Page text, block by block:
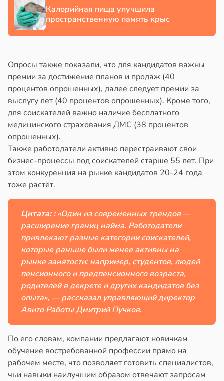
20:58
в13:38
Калорийная пища улучшила
пространственную память крыс
Опросы также показали, что для кандидатов важны
премии за достижение планов и продаж (40
процентов опрошенных), далее следует премии за
выслугу лет (40 процентов опрошенных). Кроме того,
для соискателей важно наличие бесплатного
медицинского страхования ДМС (38 процентов
опрошенных).
Также работодатели активно перестраивают свои
бизнес-процессы под соискателей старше 55 лет. При
этом конкуренция на рынке кандидатов 20-24 года
тоже растёт.
Цитата: : «Один из современных трендов —
расширение границ найма. Работодатели
привлекают разные категории соискателей,
которые раньше были менее активны на
рынке занятости: например, студентов, людей
пенсионного и предпенсионного возраста,
родителей в декрете и других кандидатов без
опыта», — рассказал управляющий директор
Авито Работы Дмитрий Пучков.
По его словам, компании предлагают новичкам
обучение востребованной профессии прямо на
рабочем месте, что позволяет готовить специалистов,
чьи навыки наилучшим образом отвечают запросам
20:54